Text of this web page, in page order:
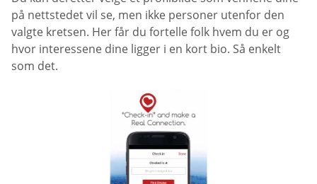
på nettstedet vil se, men ikke personer utenfor den
valgte kretsen. Her får du fortelle folk hvem du er og
hvor interessene dine ligger i en kort bio. Så enkelt
som det.